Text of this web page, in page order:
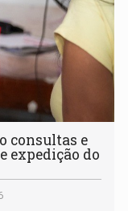
consultas e
expedição do